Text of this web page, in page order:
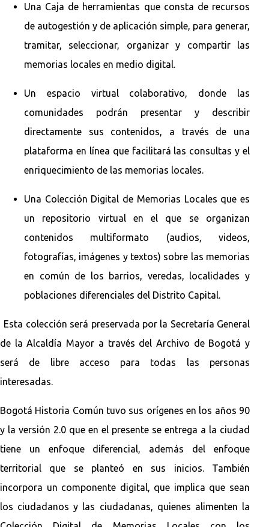
Una Caja de herramientas que consta de recursos
de autogestión y de aplicación simple, para generar,
tramitar, seleccionar, organizar y compartir las
memorias locales en medio digital.
Un espacio virtual colaborativo, donde las
comunidades podrán presentar y describir
directamente sus contenidos, a través de una
plataforma en línea que facilitará las consultas y el
enriquecimiento de las memorias locales.
Una Colección Digital de Memorias Locales que es
un repositorio virtual en el que se organizan
contenidos multiformato (audios, videos,
fotografías, imágenes y textos) sobre las memorias
en común de los barrios, veredas, localidades y
poblaciones diferenciales del Distrito Capital.
Esta colección será preservada por la Secretaría General
de la Alcaldía Mayor a través del Archivo de Bogotá y
será de libre acceso para todas las personas
interesadas.
Bogotá Historia Común tuvo sus orígenes en los años 90
y la versión 2.0 que en el presente se entrega a la ciudad
tiene un enfoque diferencial, además del enfoque
territorial que se planteó en sus inicios. También
incorpora un componente digital, que implica que sean
los ciudadanos y las ciudadanas, quienes alimenten la